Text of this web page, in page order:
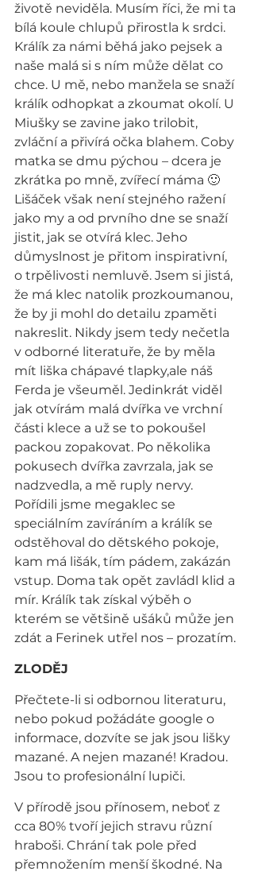
životě neviděla. Musím říci, že mi ta
bílá koule chlupů přirostla k srdci.
Králík za námi běhá jako pejsek a
naše malá si s ním může dělat co
chce. U mě, nebo manžela se snaží
králík odhopkat a zkoumat okolí. U
Miušky se zavine jako trilobit,
zvláční a přivírá očka blahem. Coby
matka se dmu pýchou – dcera je
zkrátka po mně, zvířecí máma 🙂
Lišáček však není stejného ražení
jako my a od prvního dne se snaží
jistit, jak se otvírá klec. Jeho
důmyslnost je přitom inspirativní,
o trpělivosti nemluvě. Jsem si jistá,
že má klec natolik prozkoumanou,
že by ji mohl do detailu zpaměti
nakreslit. Nikdy jsem tedy nečetla
v odborné literatuře, že by měla
mít liška chápavé tlapky,ale náš
Ferda je všeuměl. Jedinkrát viděl
jak otvírám malá dvířka ve vrchní
části klece a už se to pokoušel
packou zopakovat. Po několika
pokusech dvířka zavrzala, jak se
nadzvedla, a mě ruply nervy.
Pořídili jsme megaklec se
speciálním zavíráním a králík se
odstěhoval do dětského pokoje,
kam má lišák, tím pádem, zakázán
vstup. Doma tak opět zavládl klid a
mír. Králík tak získal výběh o
kterém se většině ušáků může jen
zdát a Ferinek utřel nos – prozatím.
ZLODĚJ
Přečtete-li si odbornou literaturu,
nebo pokud požádáte google o
informace, dozvíte se jak jsou lišky
mazané. A nejen mazané! Kradou.
Jsou to profesionální lupiči.
V přírodě jsou přínosem, neboť z
cca 80% tvoří jejich stravu různí
hraboši. Chrání tak pole před
přemnožením menší škodné. Na